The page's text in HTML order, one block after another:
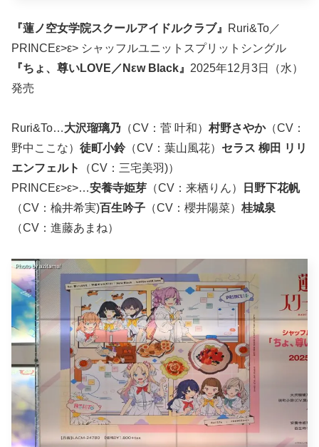
『蓮ノ空女学院スクールアイドルクラブ』
Ruri&To／
PRINCEε>ε> シャッフルユニットスプリットシングル
『ちょ、尊いLOVE／Nεw Black』 2025年12月3日（水）
発売
Ruri&To…大沢瑠璃乃 （CV：菅 叶和） 村野さやか（CV：
野中ここな） 徒町小鈴（CV：葉山風花） セラス 柳田 リリ
エンフェルト
（CV：三宅美羽)）
PRINCEε>ε>…安養寺姫芽 （CV：来栖りん）
日野下花帆
（CV：楡井希実)百生吟子 （CV：櫻井陽菜） 桂城泉
（CV：進藤あまね）